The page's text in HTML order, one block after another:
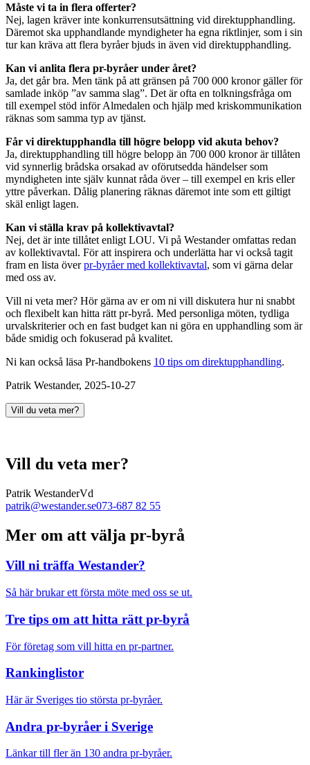
Måste vi ta in flera offerter?
Nej, lagen kräver inte konkurrensutsättning vid direktupphandling.
Däremot ska upphandlande myndigheter ha egna riktlinjer, som i sin
tur kan kräva att flera byråer bjuds in även vid direktupphandling.
Kan vi anlita flera pr-byråer under året?
Ja, det går bra. Men tänk på att gränsen på 700 000 kronor gäller för
samlade inköp ”av samma slag”. Det är ofta en tolkningsfråga om
till exempel stöd inför Almedalen och hjälp med kriskommunikation
räknas som samma typ av tjänst.
Får vi direktupphandla till högre belopp vid akuta behov?
Ja, direktupphandling till högre belopp än 700 000 kronor är tillåten
vid synnerlig brådska orsakad av oförutsedda händelser som
myndigheten inte själv kunnat råda över – till exempel en kris eller
yttre påverkan. Dålig planering räknas däremot inte som ett giltigt
skäl enligt lagen.
Kan vi ställa krav på kollektivavtal?
Nej, det är inte tillåtet enligt LOU. Vi på Westander omfattas redan
av kollektivavtal. För att inspirera och underlätta har vi också tagit
fram en lista överpr-byråer med kollektivavtal, som vi gärna delar
med oss av.
Vill ni veta mer? Hör gärna av er om ni vill diskutera hur ni snabbt
och flexibelt kan hitta rätt pr-byrå. Med personliga möten, tydliga
urvalskriterier och en fast budget kan ni göra en upphandling som är
både smidig och fokuserad på kvalitet.
Ni kan också läsa Pr-handbokens 10 tips om direktupphandling.
Patrik Westander, 2025-10-27
Vill du veta mer?
Vill du veta mer?
Patrik WestanderVd
patrik@westander.se073-687 82 55
Mer om att välja pr-byrå
Vill ni träffa Westander?
Så här brukar ett första möte med oss se ut.
Tre tips om att hitta rätt pr-byrå
För företag som vill hitta en pr-partner.
Rankinglistor
Här är Sveriges tio största pr-byråer.
Andra pr-byråer i Sverige
Länkar till fler än 130 andra pr-byråer.